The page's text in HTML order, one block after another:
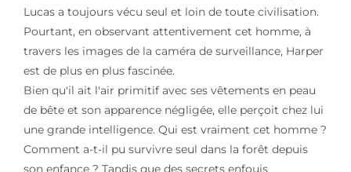
Lucas a toujours vécu seul et loin de toute civilisation.
Pourtant, en observant attentivement cet homme, à
travers les images de la caméra de surveillance, Harper
est de plus en plus fascinée.
Bien qu'il ait l'air primitif avec ses vêtements en peau
de bête et son apparence négligée, elle perçoit chez lui
une grande intelligence. Qui est vraiment cet homme ?
Comment a-t-il pu survivre seul dans la forêt depuis
son enfance ? Tandis que des secrets enfouis